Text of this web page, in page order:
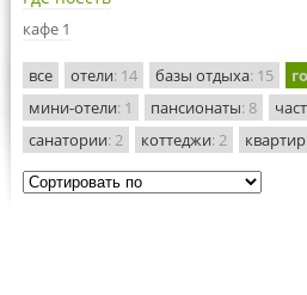
кафе 1
все отели: 14 базы отдыха: 15
мини-отели: 1 пансионаты: 8
санатории: 2 коттеджи: 2